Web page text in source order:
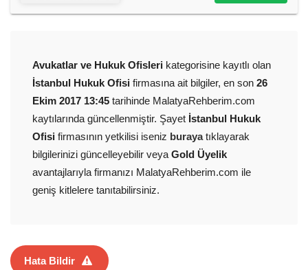
Avukatlar ve Hukuk Ofisleri kategorisine kayıtlı olan
İstanbul Hukuk Ofisi firmasına ait bilgiler, en son 26
Ekim 2017 13:45 tarihinde MalatyaRehberim.com
kaytılarında güncellenmiştir. Şayet İstanbul Hukuk
Ofisi firmasının yetkilisi iseniz burayatıklayarak
bilgilerinizi güncelleyebilir veya Gold Üyelik
avantajlarıyla firmanızı MalatyaRehberim.com ile
geniş kitlelere tanıtabilirsiniz.
Hata Bildir